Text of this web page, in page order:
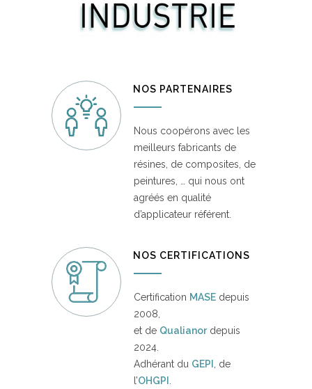
NOS PARTENAIRES
Nous coopérons avec les
meilleurs fabricants de
résines, de composites, de
peintures, … qui nous ont
agréés en qualité
d’applicateur référent.
NOS CERTIFICATIONS
Certification MASE depuis
2008,
et de Qualianordepuis
2024.
Adhérant du GEPI , de
l’OHGPI .